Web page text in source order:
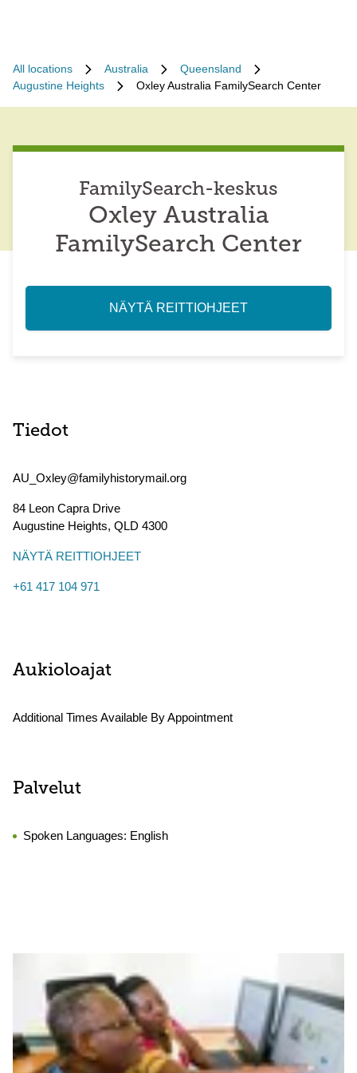
All locations Australia
Queensland
Augustine Heights
Oxley Australia FamilySearch Center
FamilySearch-keskus
Oxley Australia
FamilySearch Center
NÄYTÄ REITTIOHJEET
Tiedot
AU_Oxley@familyhistorymail.org
84 Leon Capra Drive
Augustine Heights, QLD 4300
NÄYTÄ REITTIOHJEET
+61 417 104 971
Aukioloajat
Additional Times Available By Appointment
Palvelut
Spoken Languages: English